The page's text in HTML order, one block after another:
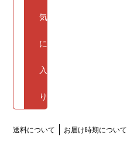
気
に
入
り
送料について お届け時期について